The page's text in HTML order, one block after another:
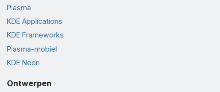
Plasma
KDE Applications
KDE Frameworks
Plasma-mobiel
KDE Neon
Ontwerpen